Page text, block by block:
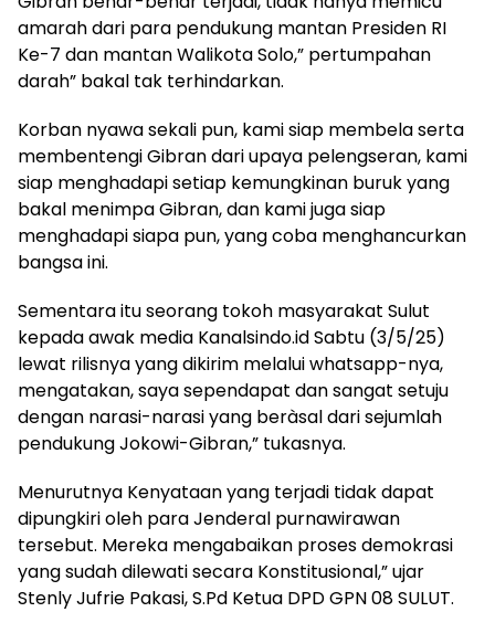
amarah dari para pendukung mantan Presiden RI
Ke-7 dan mantan Walikota Solo,” pertumpahan
darah” bakal tak terhindarkan.
Korban nyawa sekali pun, kami siap membela serta
membentengi Gibran dari upaya pelengseran, kami
siap menghadapi setiap kemungkinan buruk yang
bakal menimpa Gibran, dan kami juga siap
menghadapi siapa pun, yang coba menghancurkan
bangsa ini.
Sementara itu seorang tokoh masyarakat Sulut
kepada awak media Kanalsindo.id Sabtu (3/5/25)
lewat rilisnya yang dikirim melalui whatsapp-nya,
mengatakan, saya sependapat dan sangat setuju
dengan narasi-narasi yang beràsal dari sejumlah
pendukung Jokowi-Gibran,” tukasnya.
Menurutnya Kenyataan yang terjadi tidak dapat
dipungkiri oleh para Jenderal purnawirawan
tersebut. Mereka mengabaikan proses demokrasi
yang sudah dilewati secara Konstitusional,” ujar
Stenly Jufrie Pakasi, S.Pd Ketua DPD GPN 08 SULUT.